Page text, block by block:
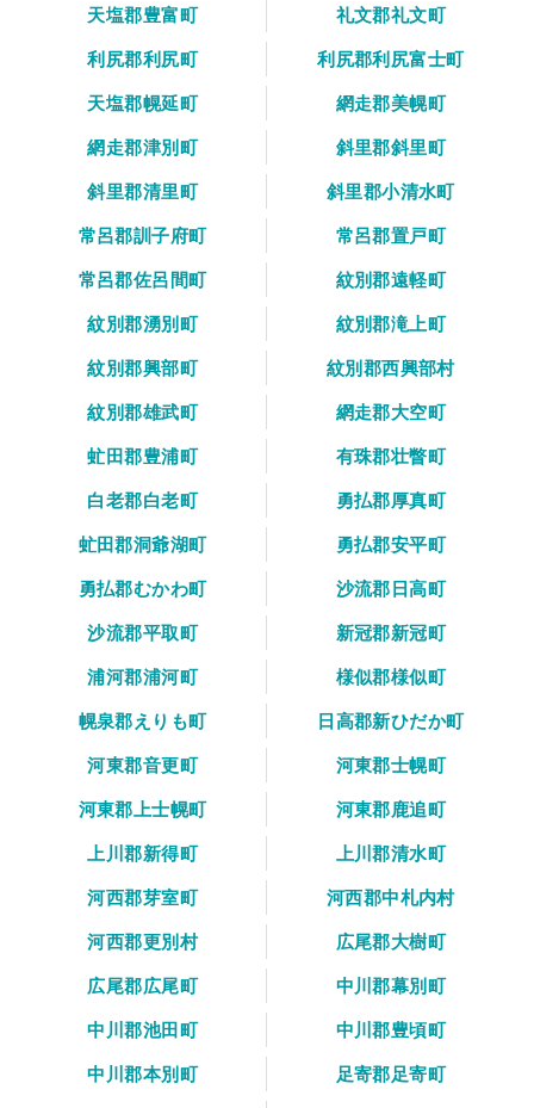
天塩郡豊富町
礼文郡礼文町
利尻郡利尻町
利尻郡利尻富士町
天塩郡幌延町
網走郡美幌町
網走郡津別町
斜里郡斜里町
斜里郡清里町
斜里郡小清水町
常呂郡訓子府町
常呂郡置戸町
常呂郡佐呂間町
紋別郡遠軽町
紋別郡湧別町
紋別郡滝上町
紋別郡興部町
紋別郡西興部村
紋別郡雄武町
網走郡大空町
虻田郡豊浦町
有珠郡壮瞥町
白老郡白老町
勇払郡厚真町
虻田郡洞爺湖町
勇払郡安平町
勇払郡むかわ町
沙流郡日高町
沙流郡平取町
新冠郡新冠町
浦河郡浦河町
様似郡様似町
幌泉郡えりも町
日高郡新ひだか町
河東郡音更町
河東郡士幌町
河東郡上士幌町
河東郡鹿追町
上川郡新得町
上川郡清水町
河西郡芽室町
河西郡中札内村
河西郡更別村
広尾郡大樹町
広尾郡広尾町
中川郡幕別町
中川郡池田町
中川郡豊頃町
中川郡本別町
足寄郡足寄町